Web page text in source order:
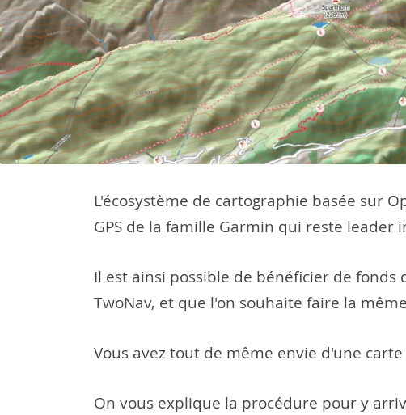
L'écosystème de cartographie basée sur
GPS de la famille Garmin qui reste leader
Il est ainsi possible de bénéficier de fonds
TwoNav, et que l'on souhaite faire la
Vous avez tout de même envie d'une
On vous explique la procédure pour y